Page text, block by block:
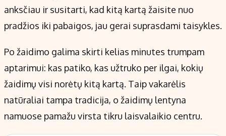
anksčiau ir susitarti, kad kitą kartą žaisite nuo
pradžios iki pabaigos, jau gerai suprasdami taisykles.
Po žaidimo galima skirti kelias minutes trumpam
aptarimui: kas patiko, kas užtruko per ilgai, kokių
žaidimų visi norėtų kitą kartą. Taip vakarėlis
natūraliai tampa tradicija, o žaidimų lentyna
namuose pamažu virsta tikru laisvalaikio centru.